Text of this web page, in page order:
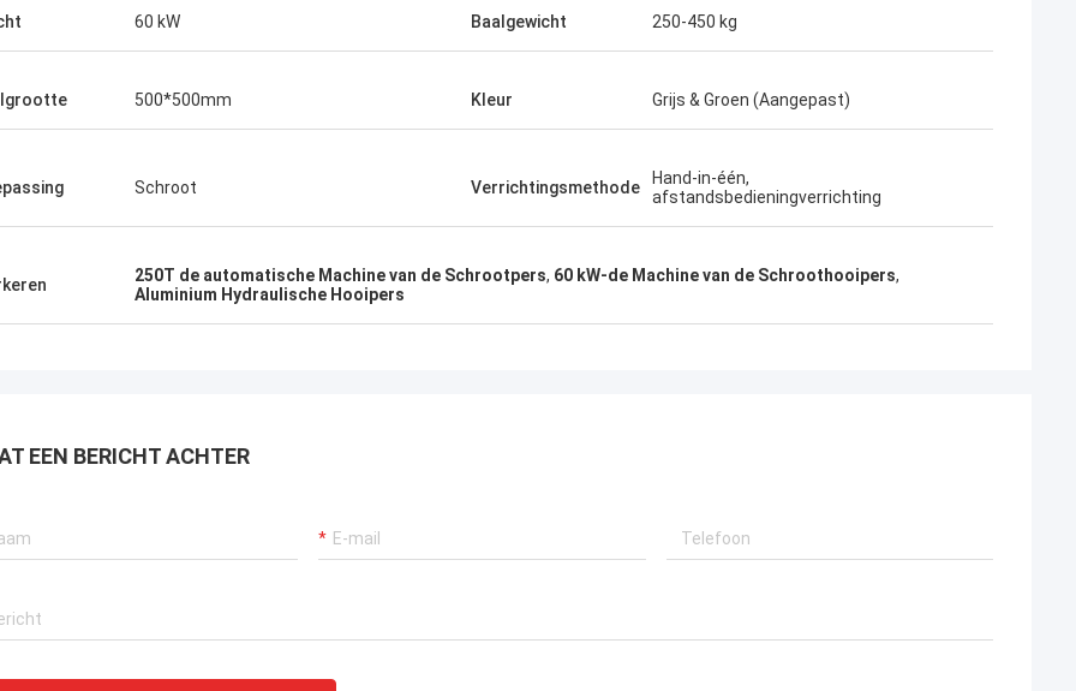
60 kW Baalgewicht 250-450 kg
500*500mm Kleur Grijs & Groen (Aangepast)
Schroot Verrichtingsmethode
Hand-in-één,
afstandsbedieningverrichting
250T de automatische Machine van de Schrootpers, 60 kW-de Machine van de Schroothooipers,
Aluminium Hydraulische Hooipers
EEN BERICHT ACHTER